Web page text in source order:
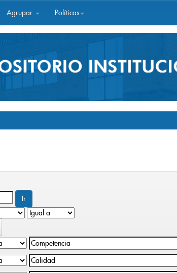
Agrupar Políticas